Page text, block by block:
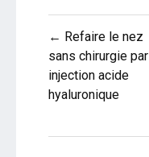
Navigation
de
l’article
← Refaire le nez
sans chirurgie par
injection acide
hyaluronique